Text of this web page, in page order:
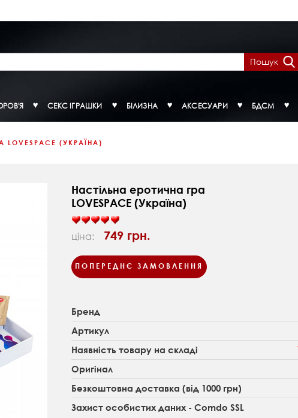
Пошук
СЕКС ІГРАШКИ БІЛИЗНА АКСЕСУАРИ БДСМ
(УКРАЇНА)
Настільна еротична гра
LOVESPACE (Україна)
ціна: 749 грн.
ПОПЕРЕДНЄ ЗАМОВЛЕННЯ
Бренд
Артикул
Наявність товару на складі
Оригінал
Безкоштовна доставка (від 1000 грн)
Захист особистих даних - Comdo SSL